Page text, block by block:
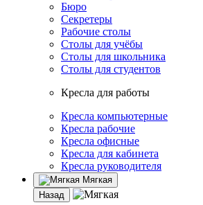
Бюро
Секретеры
Рабочие столы
Столы для учёбы
Столы для школьника
Столы для студентов
Кресла для работы
Кресла компьютерные
Кресла рабочие
Кресла офисные
Кресла для кабинета
Кресла руководителя
Мягкая
Назад